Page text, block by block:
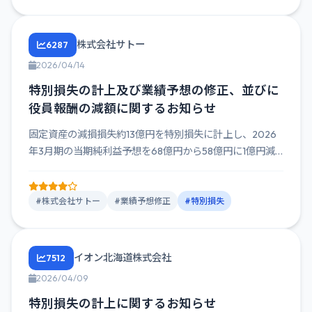
6287 株式会社サトー
2026/04/14
特別損失の計上及び業績予想の修正、並びに
役員報酬の減額に関するお知らせ
固定資産の減損損失約13億円を特別損失に計上し、2026
年3月期の当期純利益予想を68億円から58億円に1億円減
#株式会社サトー #業績予想修正 #特別損失
7512 イオン北海道株式会社
2026/04/09
特別損失の計上に関するお知らせ